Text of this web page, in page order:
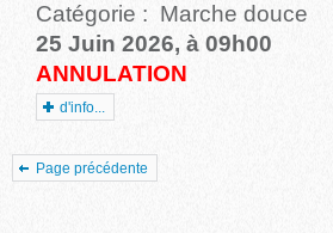
Catégorie : Marche douce
25 Juin 2026, à 09h00
ANNULATION
d'info...
Page précédente